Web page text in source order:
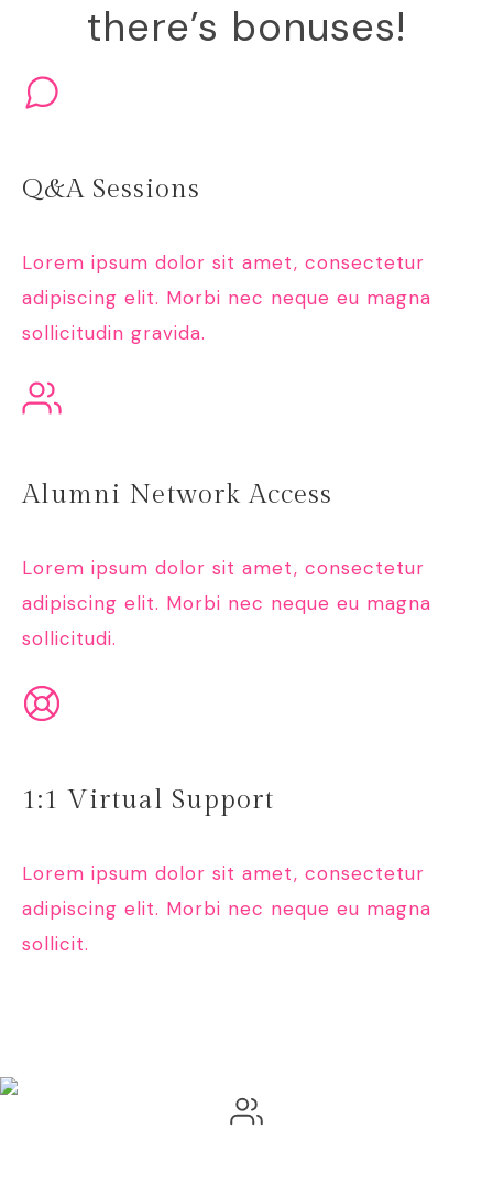
there’s bonuses!
Q&A Sessions
Lorem ipsum dolor sit amet, consectetur
adipiscing elit. Morbi nec neque eu magna
sollicitudin gravida.
Alumni Network Access
Lorem ipsum dolor sit amet, consectetur
adipiscing elit. Morbi nec neque eu magna
sollicitudi.
1:1 Virtual Support
Lorem ipsum dolor sit amet, consectetur
adipiscing elit. Morbi nec neque eu magna
sollicit.